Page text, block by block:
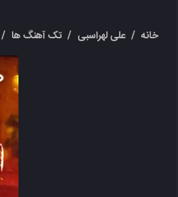
خانه / علی لهراسبی / تک آهنگ ها /